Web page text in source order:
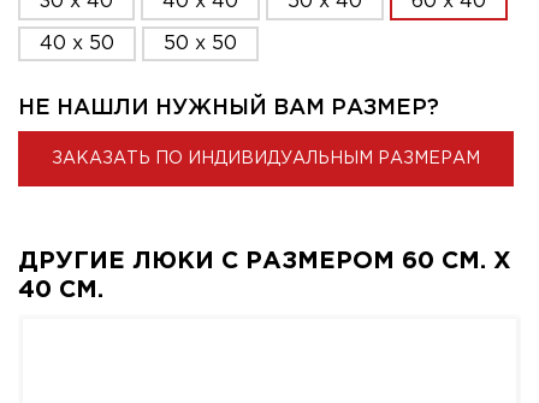
40 x 50 50 x 50
НЕ НАШЛИ НУЖНЫЙ ВАМ РАЗМЕР?
ЗАКАЗАТЬ ПО ИНДИВИДУАЛЬНЫМ РАЗМЕРАМ
ДРУГИЕ ЛЮКИ С РАЗМЕРОМ 60 СМ. X
40 СМ.